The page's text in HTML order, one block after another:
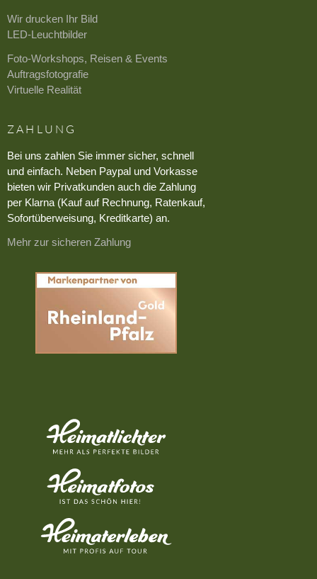
Wir drucken Ihr Bild
LED-Leuchtbilder
Foto-Workshops, Reisen & Events
Auftragsfotografie
Virtuelle Realität
ZAHLUNG
Bei uns zahlen Sie immer sicher, schnell
und einfach. Neben Paypal und Vorkasse
bieten wir Privatkunden auch die Zahlung
per Klarna (Kauf auf Rechnung, Ratenkauf,
Sofortüberweisung, Kreditkarte) an.
Mehr zur sicheren Zahlung